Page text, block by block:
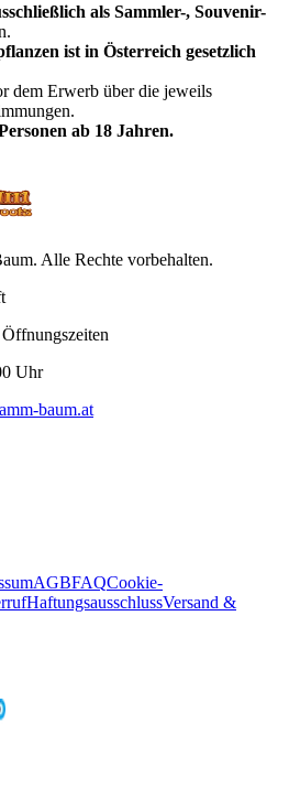
als Sammler-, Souvenir-
ist in Österreich gesetzlich
dem Erwerb über die jeweils
ab 18 Jahren.
Alle Rechte vorbehalten.
Uhr
baum.at
AGBFAQCookie-
HaftungsausschlussVersand &